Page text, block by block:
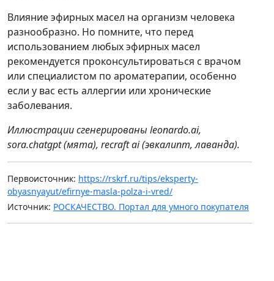
Влияние эфирных масел на организм человека
разнообразно. Но помните, что перед
использованием любых эфирных масел
рекомендуется проконсультироваться с врачом
или специалистом по ароматерапии, особенно
если у вас есть аллергии или хронические
заболевания.
Иллюстрации сгенерированы leonardo.ai,
sora.chatgpt (мята), recraft ai (эвкалипт, лаванда).
Первоисточник: https://rskrf.ru/tips/eksperty-
obyasnyayut/efirnye-masla-polza-i-vred/
Источник: РОСКАЧЕСТВО. Портал для умного покупателя